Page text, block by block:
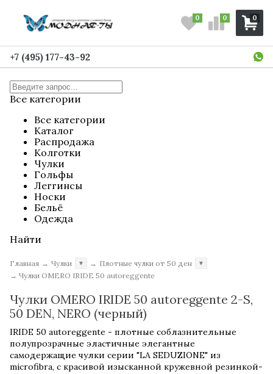
0
0 0
+7 (495) 177-43-92
Все категории
Все категории
Каталог
Распродажа
Колготки
Чулки
Гольфы
Леггинсы
Носки
Бельё
Одежда
Найти
Главная → Чулки ▼ → Плотные чулки от 50 ден ▼
→ Чулки OMERO IRIDE 50 autoreggente
Чулки OMERO IRIDE 50 autoreggente 2-S,
50 DEN, NERO (черный)
​IRIDE 50 autoreggente - плотные соблазнительные
полупрозрачные эластичные элегантные
самодержащие чулки серии "LA SEDUZIONE" из
microfibra, с красивой изысканной кружевной резинкой-